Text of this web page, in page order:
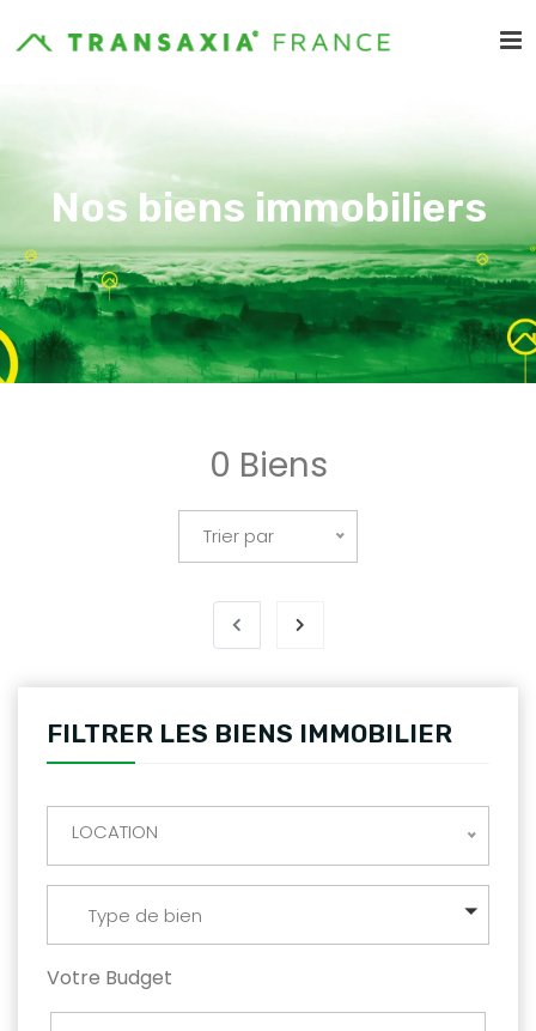
Nos biens immobiliers
0 Biens
Trier par
FILTRER LES BIENS IMMOBILIER
LOCATION
Type de bien
Votre Budget